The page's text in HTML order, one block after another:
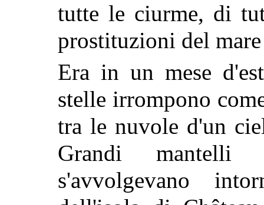
tutte le ciurme, di
prostituzioni del
Era in un mese
stelle irrompono
tra le nuvole d'un
Grandi mantelli
s'avvolgevano